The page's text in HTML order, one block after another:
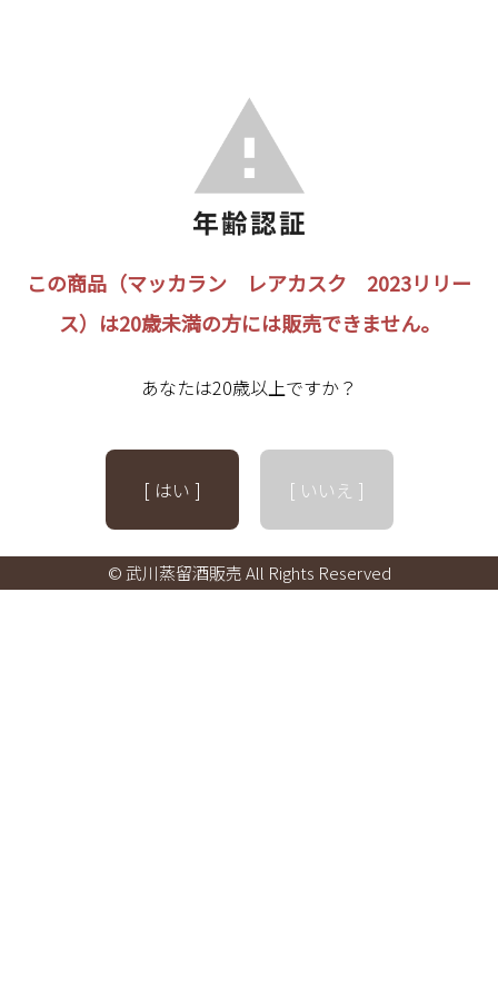
この商品（マッカラン レアカスク 2023リリー
ス）は20歳未満の方には販売できません。
あなたは20歳以上ですか？
[ はい ] [ いいえ ]
© 武川蒸留酒販売 All Rights Reserved